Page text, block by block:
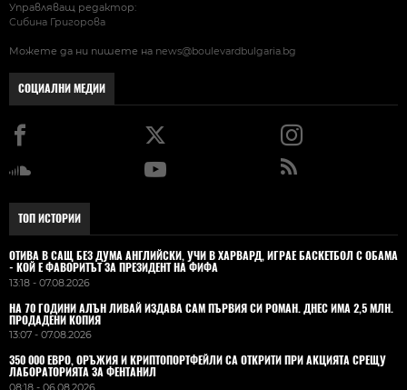
Управляващ редактор:
Сибина Григорова
Можете да ни пишете на news@boulevardbulgaria.bg
СОЦИАЛНИ МЕДИИ
ТОП ИСТОРИИ
ОТИВА В САЩ БЕЗ ДУМА АНГЛИЙСКИ, УЧИ В ХАРВАРД, ИГРАЕ БАСКЕТБОЛ С ОБАМА
- КОЙ Е ФАВОРИТЪТ ЗА ПРЕЗИДЕНТ НА ФИФА
13:18 - 07.08.2026
НА 70 ГОДИНИ АЛЪН ЛИВАЙ ИЗДАВА САМ ПЪРВИЯ СИ РОМАН. ДНЕС ИМА 2,5 МЛН.
ПРОДАДЕНИ КОПИЯ
13:07 - 07.08.2026
350 000 ЕВРО, ОРЪЖИЯ И КРИПТОПОРТФЕЙЛИ СА ОТКРИТИ ПРИ АКЦИЯТА СРЕЩУ
ЛАБОРАТОРИЯТА ЗА ФЕНТАНИЛ
08:18 - 06.08.2026